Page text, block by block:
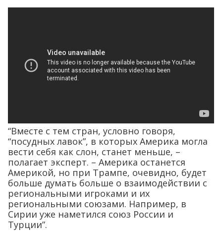
“Вместе с тем стран, условно говоря,
“посудных лавок”, в которых Америка могла
вести себя как слон, станет меньше, –
полагает эксперт. – Америка останется
Америкой, но при Трампе, очевидно, будет
больше думать больше о взаимодействии с
региональными игроками и их
региональными союзами. Например, в
Сирии уже наметился союз России и
Турции”.